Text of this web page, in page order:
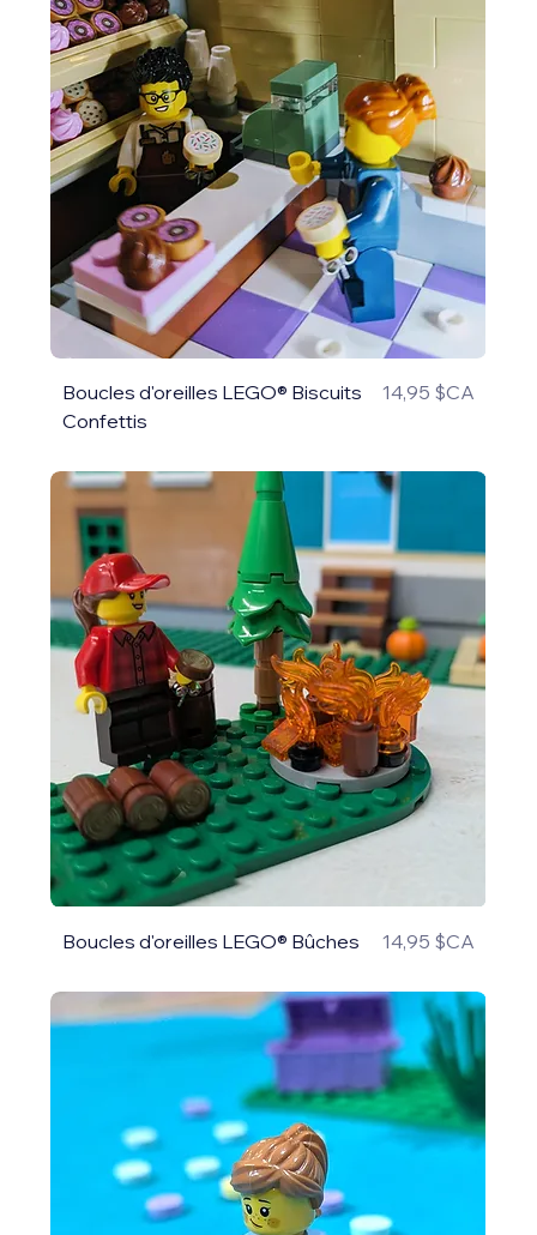
Boucles d'oreilles LEGO® Biscuits
Confettis
Prix
14,95 $CA
Boucles d'oreilles LEGO® Bûches Prix
14,95 $CA